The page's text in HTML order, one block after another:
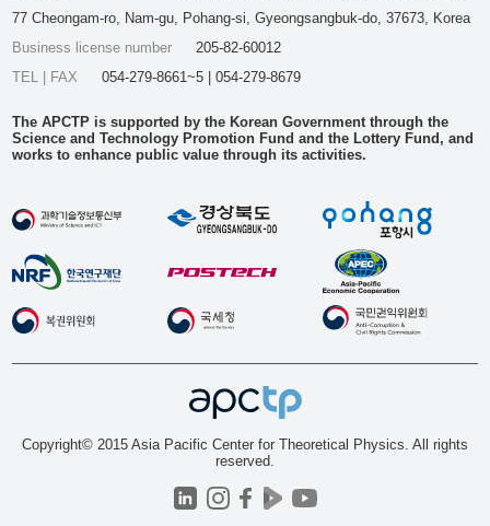
77 Cheongam-ro, Nam-gu, Pohang-si, Gyeongsangbuk-do, 37673, Korea
Business license number
205-82-60012
TEL | FAX
054-279-8661~5 | 054-279-8679
The APCTP is supported by the Korean Government through the
Science and Technology Promotion Fund and the Lottery Fund, and
works to enhance public value through its activities.
Copyright© 2015 Asia Pacific Center for Theoretical Physics. All rights
reserved.